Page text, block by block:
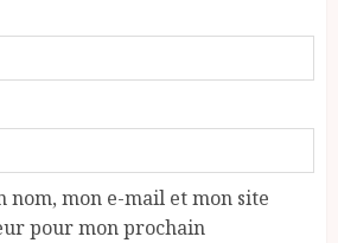
mon e-mail et mon site
pour mon prochain